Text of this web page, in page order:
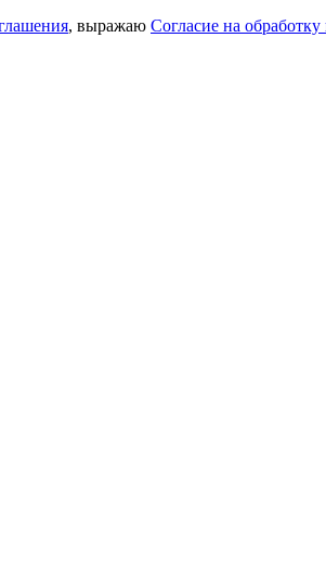
, выражаю Согласие на